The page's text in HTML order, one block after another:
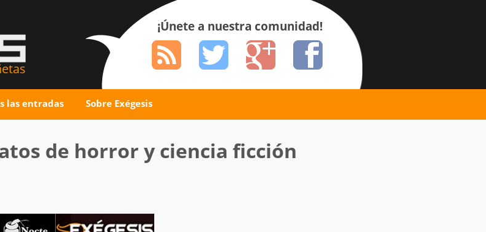
¡Únete a nuestra comunidad!
las entradas Sobre Exégesis
de horror y ciencia ficción